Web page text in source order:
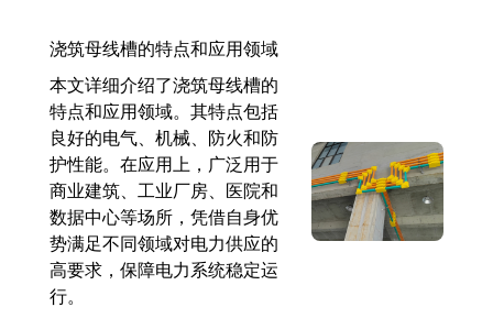
浇筑母线槽的特点和应用领域
本文详细介绍了浇筑母线槽的
特点和应用领域。其特点包括
良好的电气、机械、防火和防
护性能。在应用上，广泛用于
商业建筑、工业厂房、医院和
数据中心等场所，凭借自身优
势满足不同领域对电力供应的
高要求，保障电力系统稳定运
行。